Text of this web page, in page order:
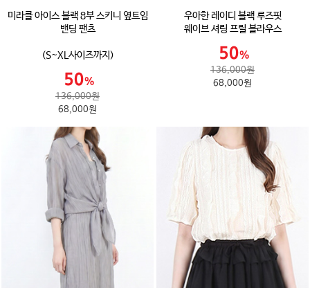
미라클 아이스 블랙 8부 스키니 옆트임
밴딩 팬츠
(S~XL사이즈까지)
136,000원
68,000원
우아한 레이디 블랙 루즈핏
웨이브 셔링 프릴 블라우스
136,000원
68,000원